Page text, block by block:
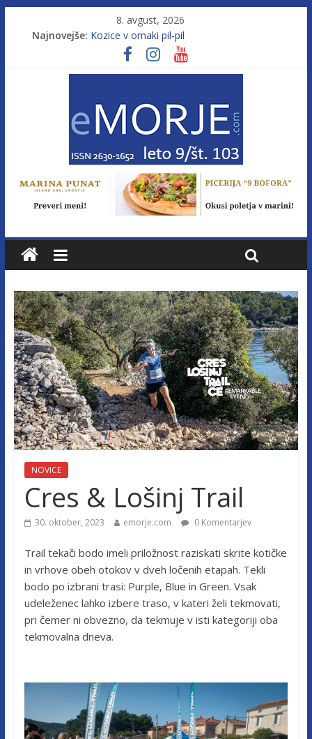
8. avgust, 2026
Najnovejše: Kozice v omaki pil-pil
Leto 9, št. 103; Licenca brez morja
Od morja do gorja 11
NOVICE
Cres & Lošinj Trail
30. oktober, 2023 emorje.com 0 Komentarjev
Trail tekači bodo imeli priložnost raziskati skrite kotičke
in vrhove obeh otokov v dveh ločenih etapah. Tekli
bodo po izbrani trasi: Purple, Blue in Green. Vsak
udeleženec lahko izbere traso, v kateri želi tekmovati,
pri čemer ni obvezno, da tekmuje v isti kategoriji oba
tekmovalna dneva.